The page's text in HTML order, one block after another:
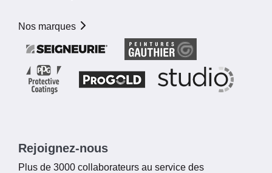
Nos marques
Rejoignez-nous
Plus de 3000 collaborateurs au service des